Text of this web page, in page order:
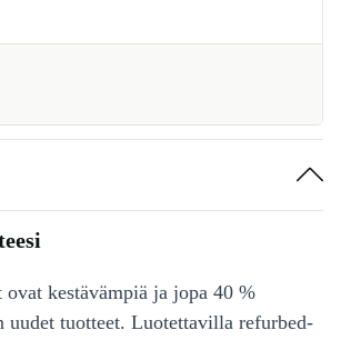
ovat kestävämpiä ja jopa 40 %
uudet tuotteet. Luotettavilla refurbed-